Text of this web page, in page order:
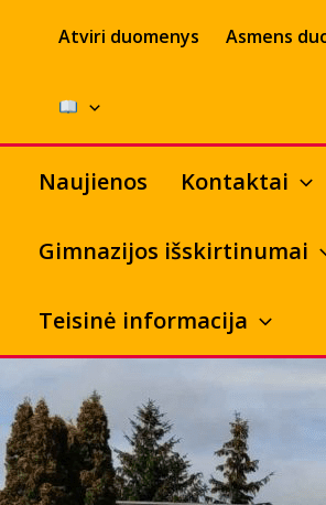
Atviri duomenys Asmens
Naujienos Kontaktai
Gimnazijos išskirtinumai
Teisinė informacija